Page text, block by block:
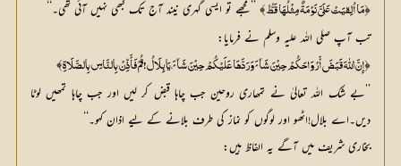
﴿مَا اُلِقیَتْ عَلَيَّ نَوْمَۃٌ مِثْلُھَا قَطُّ﴾ ’’مجھے تو ایسی گہری نیند آج تک کبھی نہیں آئی تھی۔‘‘
تب آپ صلی اللہ علیہ وسلم نے فرمایا:
﴿إِنَّ اللّٰہَ قَبَضَ أَرْوَاحَکُمْ حِیْنَ شَآئَ وَرَدَّھَا عَلَیْکُمْ حِیْنَ شَآئَ،یَا بِلَالُ!قُمْ فَأَذِّنْ بِالنَّاسِ بِالصَّلَاۃِ﴾
’’بے شک اللہ تعالیٰ نے تمھاری روحین جب چاہا قبض کر لیں اور جب چاہا تمھیں لوٹا
دیں۔اے بلال!اٹھو اور لوگوں کو نماز کی طرف بلانے کے لیے اذان کہو۔‘‘
بخاری شریف میں آگے یہ الفاظ ہیں: